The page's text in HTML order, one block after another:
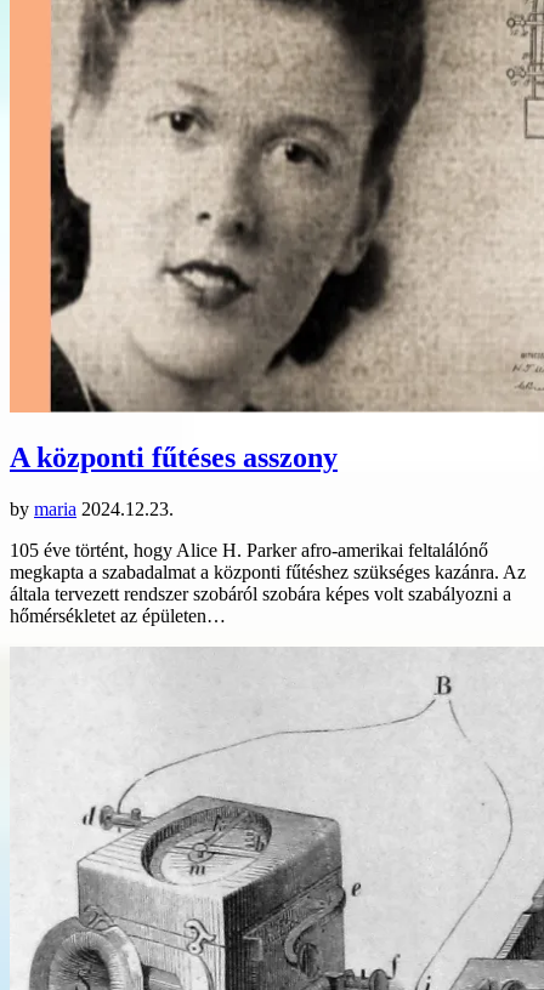
A központi fűtéses asszony
by maria 2024.12.23.
105 éve történt, hogy Alice H. Parker afro-amerikai feltalálónő
megkapta a szabadalmat a központi fűtéshez szükséges kazánra. Az
általa tervezett rendszer szobáról szobára képes volt szabályozni a
hőmérsékletet az épületen…